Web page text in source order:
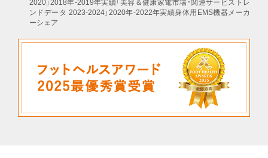
2020」2018年-2019年実續「美容＆健康家電市場・関連サービストレ
ンドデータ 2023-2024」2020年-2022年実績身体用EMS機器メーカ
ーシェア
きちんと保証について
自然故障に加え物損故障にも対応
下取りサービスについて
これまでご愛用いただいた商品から、
サポートいたします。